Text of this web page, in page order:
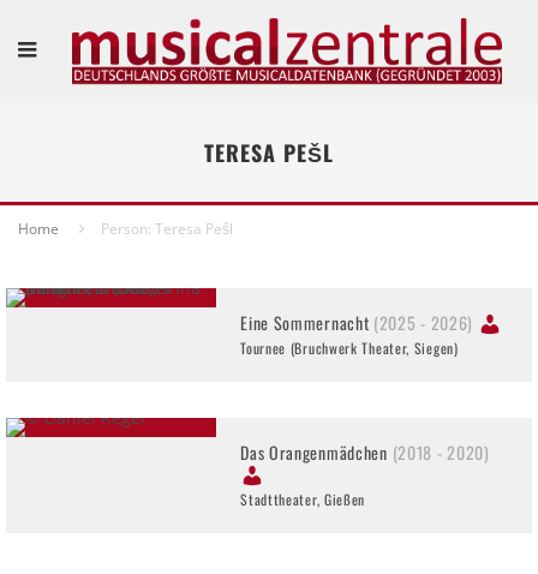
TERESA PEŠL
Home Person: Teresa Pešl
Eine Sommernacht (2025 - 2026)
Tournee (Bruchwerk Theater, Siegen)
Das Orangenmädchen (2018 - 2020)
Stadttheater, Gießen